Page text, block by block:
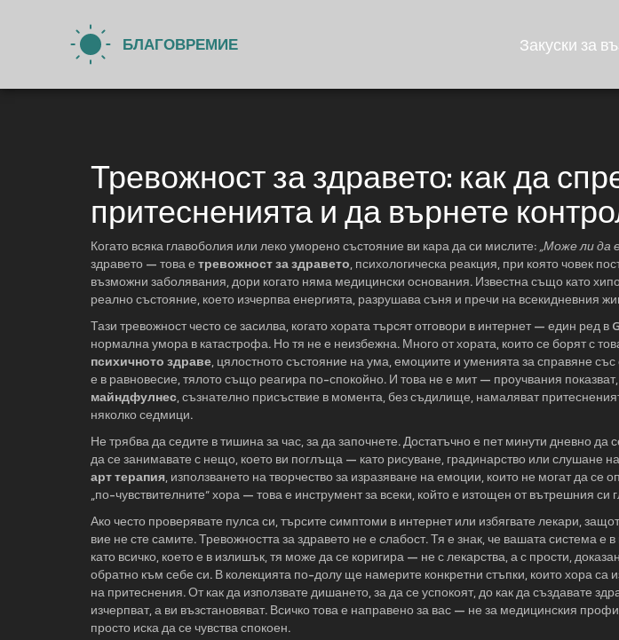
Закуски за
Тревожност за здравето: как да
притесненията и да върнете
Когато всяка главоболия или леко уморено състояние ви кара да си мислите:„Може ли да
здравето — това етревожност за здравето,психологическа реакция, при която човек
възможни заболявания, дори когато няма медицински основания. Известна също като
реално състояние, което изчерпва енергията, разрушава съня и пречи на всекидневния
Тази тревожност често се засилва, когато хората търсят отговори в интернет — един ред
нормална умора в катастрофа. Но тя не е неизбежна. Много от хората, които се борят с
психичното здраве,цялостното състояние на ума, емоциите и уменията за справяне със
е в равновесие, тялото също реагира по-спокойно. И това не е мит — проучвания показват,
майндфулнес,съзнателно присъствие в момента, без съдилище, намаляват
няколко седмици.
Не трябва да седите в тишина за час, за да започнете. Достатъчно е пет минути дневно
да се занимавате с нещо, което ви поглъща — като рисуване, градинарство или слушане на
арт терапия,използването на творчество за изразяване на емоции, които не могат да се
„по-чувствителните“ хора — това е инструмент за всеки, който е изтощен от вътрешния си
Ако често проверявате пулса си, търсите симптоми в интернет или избягвате лекари,
вие не сте самите. Тревожността за здравето не е слабост. Тя е знак, че вашата система
като всичко, което е в излишък, тя може да се коригира — не с лекарства, а с прости,
обратно към себе си. В колекцията по-долу ще намерите конкретни стъпки, които хора са
на притеснения. От как да използвате дишането, за да се успокоят, до как да създавате
изчерпват, а ви възстановяват. Всичко това е направено за вас — не за медицинския
просто иска да се чувства спокоен.